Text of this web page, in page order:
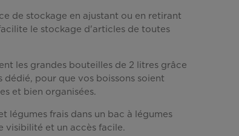
de stockage en ajustant ou en retirant
le stockage d'articles de toutes
les grandes bouteilles de 2 litres grâce
pour que vos boissons soient
et bien organisées.
légumes frais dans un bac à légumes
visibilité et un accès facile.